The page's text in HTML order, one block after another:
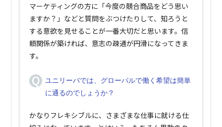
マーケティングの方に「今度の競合商品をどう思い
ますか？」などと質問をぶつけたりして、知ろうと
する意欲を見せることが一番大切だと思います。信
頼関係が築ければ、意志の疎通が円滑になってきま
す。
ユニリーバでは、グローバルで働く希望は簡単
に通るのでしょうか？
かなりフレキシブルに、さまざまな仕事に就ける仕